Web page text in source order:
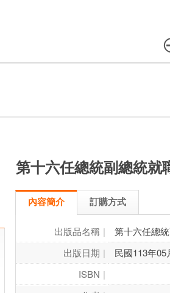
第十六任總統副總統就
內容簡介 訂購方式
出版品名稱
第十六任總
出版日期
民國113年05
ISBN